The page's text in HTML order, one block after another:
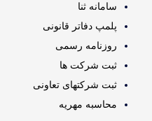
سامانه ثنا
پلمپ دفاتر قانونی
روزنامه رسمی
ثبت شرکت ها
ثبت شرکتهای تعاونی
محاسبه مهريه